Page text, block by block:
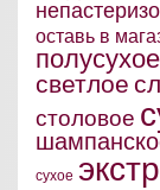
оставь в
полусухое
светлое
столовое
сухое